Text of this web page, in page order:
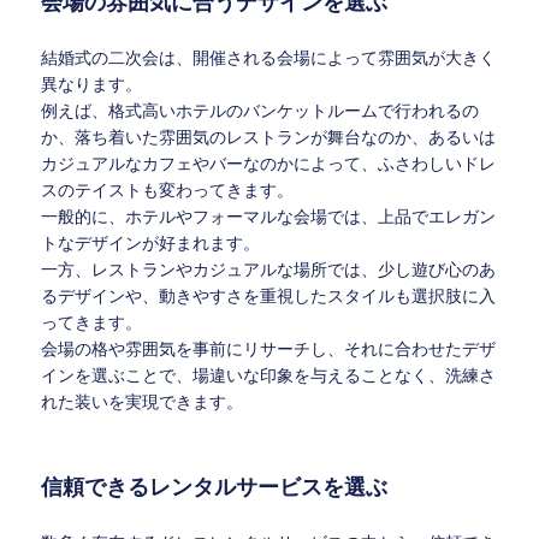
結婚式の二次会は、開催される会場によって雰囲気が大きく
異なります。
例えば、格式高いホテルのバンケットルームで行われるの
か、落ち着いた雰囲気のレストランが舞台なのか、あるいは
カジュアルなカフェやバーなのかによって、ふさわしいドレ
スのテイストも変わってきます。
一般的に、ホテルやフォーマルな会場では、上品でエレガン
トなデザインが好まれます。
一方、レストランやカジュアルな場所では、少し遊び心のあ
るデザインや、動きやすさを重視したスタイルも選択肢に入
ってきます。
会場の格や雰囲気を事前にリサーチし、それに合わせたデザ
インを選ぶことで、場違いな印象を与えることなく、洗練さ
れた装いを実現できます。
信頼できるレンタルサービスを選ぶ